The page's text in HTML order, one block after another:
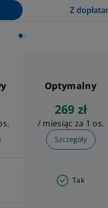
Z
Optymalny
269 zł
/ miesiąc za 1 os.
Szczegóły
Tak